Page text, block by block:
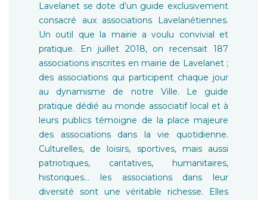
Lavelanet se dote d’un guide exclusivement
consacré aux associations Lavelanétiennes.
Un outil que la mairie a voulu convivial et
pratique. En juillet 2018, on recensait 187
associations inscrites en mairie de Lavelanet ;
des associations qui participent chaque jour
au dynamisme de notre Ville. Le guide
pratique dédié au monde associatif local et à
leurs publics témoigne de la place majeure
des associations dans la vie quotidienne.
Culturelles, de loisirs, sportives, mais aussi
patriotiques, caritatives, humanitaires,
historiques… les associations dans leur
diversité sont une véritable richesse. Elles